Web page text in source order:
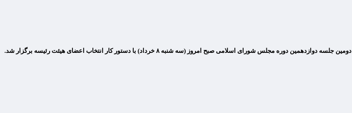
محمدباقر قالیباف با ۱۹۸ رای، برای یک سال به ریاست مجلس شورای اسلامی انتخاب شد. به گزارش مقیاس اقتصاد، دومین جلسه دوازدهمین دوره مجلس شورای اسلامی صبح امروز (سه شنبه ۸ خرداد) با دستور کار انتخاب اعضای هیئت رئیسه برگزار شد.